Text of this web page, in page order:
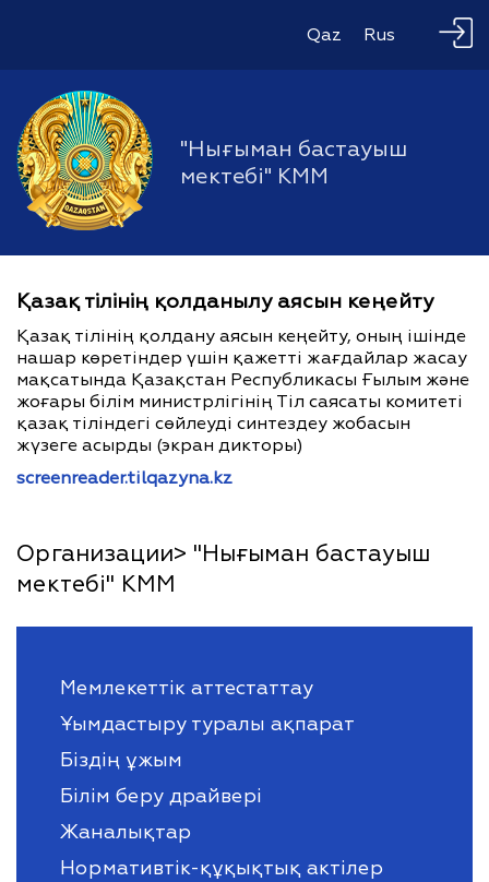
Qaz Rus
"Нығыман бастауыш
мектебі" КММ
Қазақ тілінің қолданылу аясын кеңейту
Қазақ тілінің қолдану аясын кеңейту, оның ішінде
нашар көретіндер үшін қажетті жағдайлар жасау
мақсатында Қазақстан Республикасы Ғылым және
жоғары білім министрлігінің Тіл саясаты комитеті
қазақ тіліндегі сөйлеуді синтездеу жобасын
жүзеге асырды (экран дикторы)
screenreader.tilqazyna.kz
Организации> "Нығыман бастауыш
мектебі" КММ
Мемлекеттік аттестаттау
Ұымдастыру туралы ақпарат
Біздің ұжым
Білім беру драйвері
Жаналықтар
Нормативтік-құқықтық актілер